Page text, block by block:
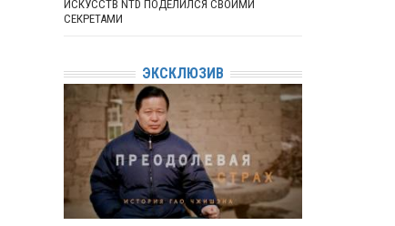
ИСКУССТВ NTD ПОДЕЛИЛСЯ СВОИМИ
СЕКРЕТАМИ
ЭКСКЛЮЗИВ